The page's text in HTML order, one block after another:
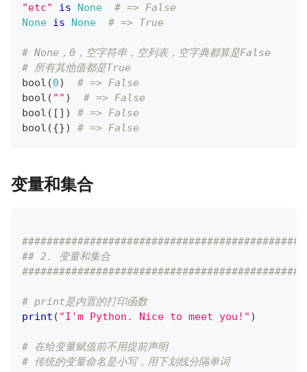
"etc"
is None
# => False
None is None # => True
# None，0，空字符串，空列表，空字典都算是False
# 所有其他值都是True
bool (0)
# => False
bool ( "" )
# => False
bool ( [ ] )
# => False
bool ({}) # => False
变量和集合
## 2. 变量和集合
# print是内置的打印函数
print ( "I'm Python. Nice to meet you!" )
# 在给变量赋值前不用提前声明
# 传统的变量命名是小写，用下划线分隔单词